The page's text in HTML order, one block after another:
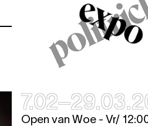
free
expo
expoOpen van Woe - Vr/